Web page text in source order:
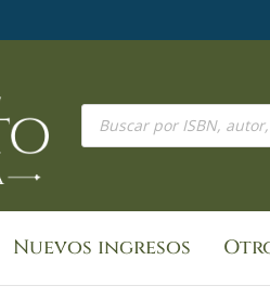
Búsqueda
productos
Nuevos ingresos